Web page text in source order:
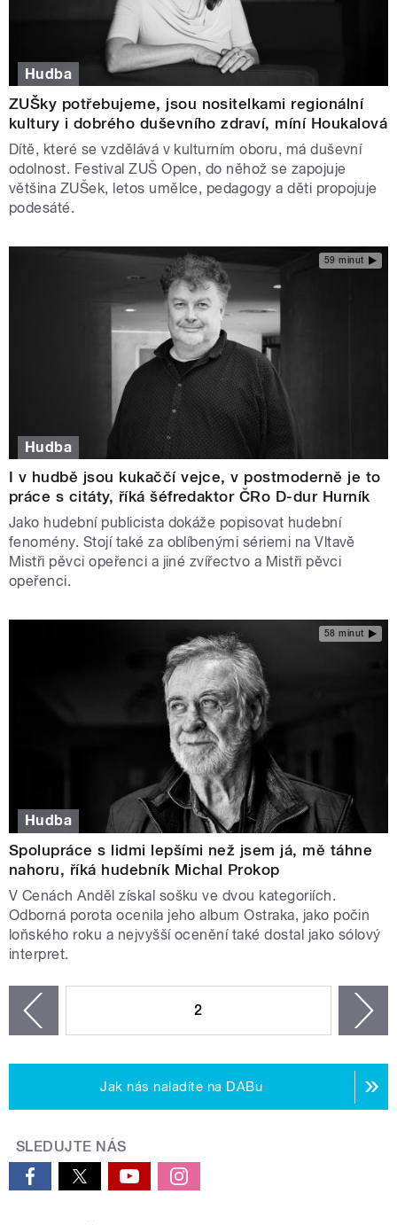
Hudba
ZUŠky potřebujeme, jsou nositelkami regionální
kultury i dobrého duševního zdraví, míní Houkalová
Dítě, které se vzdělává v kulturním oboru, má duševní
odolnost. Festival ZUŠ Open, do něhož se zapojuje
většina ZUŠek, letos umělce, pedagogy a děti propojuje
podesáté.
59 minut
Hudba
I v hudbě jsou kukaččí vejce, v postmoderně je to
práce s citáty, říká šéfredaktor ČRo D-dur Hurník
Jako hudební publicista dokáže popisovat hudební
fenomény. Stojí také za oblíbenými sériemi na Vltavě
Mistři pěvci opeřenci a jiné zvířectvo a Mistři pěvci
opeřenci.
58 minut
Hudba
Spolupráce s lidmi lepšími než jsem já, mě táhne
nahoru, říká hudebník Michal Prokop
V Cenách Anděl získal sošku ve dvou kategoriích.
Odborná porota ocenila jeho album Ostraka, jako počin
loňského roku a nejvyšší ocenění také dostal jako sólový
interpret.
2
Jak nás naladíte na DABu
SLEDUJTE NÁS